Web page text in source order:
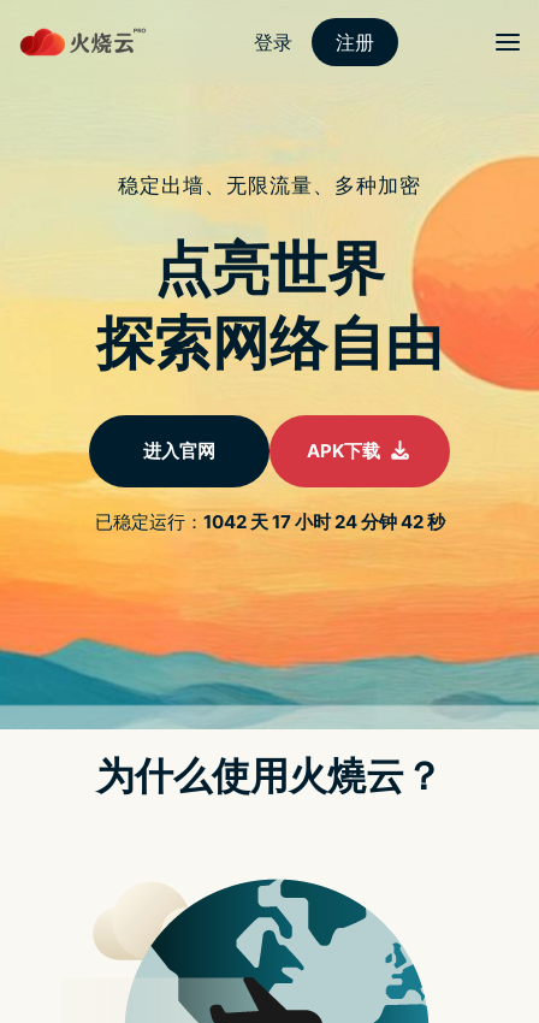
至
正
文 protonvpn下载
经过重制的《Resident Evil 4》体验版现已推
以 2005 年发售的原作为蓝本重制而成的 《Resident Evil 4》即
将在本月 24 日正式推出，目前 Capcom 则是释出了游戏的体验
戏初期内容 (部分规格与制品版有所不同)。
前所未见的生物灾害「拉昆市事件」已过去六年。成为特务的里
昂·S·甘乃迪接获命令，前往营救被绑架的总统千金。为此里昂踏
进被「疯狂」支配之地，他的结局会是如何？一场生与死、恐惧
与释怀互相交织的严酷营救剧即将揭开帷幕。
《Resident Evil 4》体验版 Steam 商店页面
《Resident Evil 4》体验版 PS 商店页面
《Resident Evil 4》体验版 Xbox 商店页面
相关文章
行动装置《逆转裁判123》推出繁体中文版
iOS 版《逆转裁判123HD》即将下架